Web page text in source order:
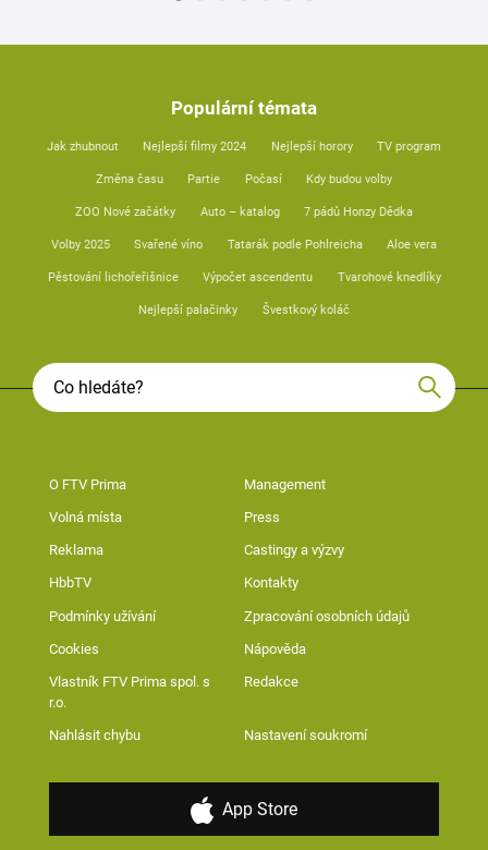
Populární témata
Jak zhubnout Nejlepší filmy 2024 Nejlepší horory TV program
Změna času Partie Počasí Kdy budou volby
ZOO Nové začátky Auto – katalog 7 pádů Honzy Dědka
Volby 2025 Svařené víno Tatarák podle Pohlreicha Aloe vera
Pěstování lichořeřišnice Výpočet ascendentu Tvarohové knedlíky
Nejlepší palačinky Švestkový koláč
O FTV Prima Management
Volná místa Press
Reklama Castingy a výzvy
HbbTV Kontakty
Podmínky užívání Zpracování osobních údajů
Cookies Nápověda
Vlastník FTV Prima spol. s
r.o.
Redakce
Nahlásit chybu Nastavení soukromí
App Store